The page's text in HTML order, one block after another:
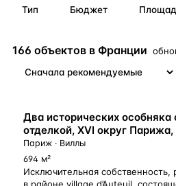
ЧАСТО ИЩУТ
Тип Бюджет
166 объектов в Франции
Два исторических особняка
отделкой, XVI округ
Париж · Виллы
694 м²
Исключительная